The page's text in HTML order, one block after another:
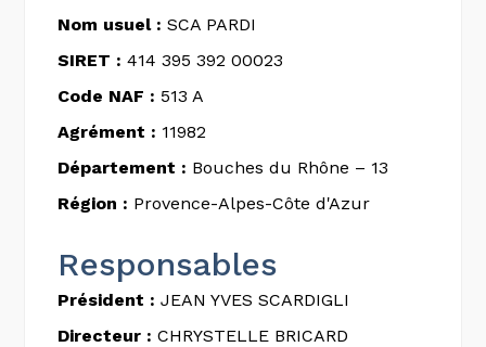
Nom usuel : SCA PARDI
SIRET : 414 395 392 00023
Code NAF : 513 A
Agrément : 11982
Département : Bouches du Rhône – 13
Région : Provence-Alpes-Côte d'Azur
Responsables
Président : JEAN YVES SCARDIGLI
Directeur : CHRYSTELLE BRICARD